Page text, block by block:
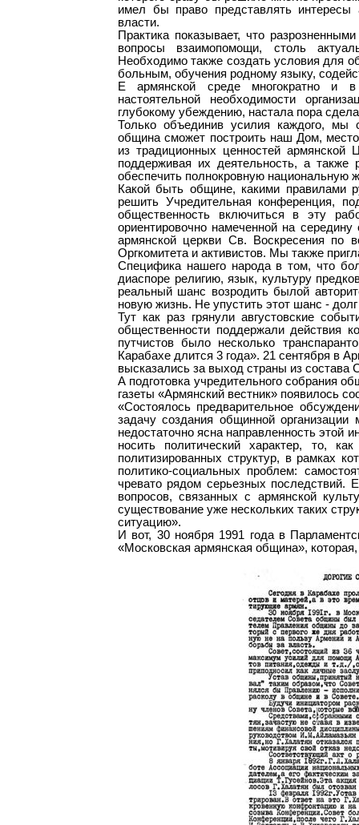
имел бы право представлять интересы
власти.
Практика показывает, что
вопросы взаимопомощи, столь
Необходимо также создать условия для
больным, обучения родному языку,
Е армянской среде многократно и
настоятельной необходимости
глубокому убеждению, настала пора
Только объединив усилия каждого,
община сможет построить наш Дом,
из традиционных ценностей армянской
поддерживая их деятельность, а также
обеспечить полнокровную национальную
Какой быть общине, какими правилами
решить Учредительная конференция,
общественность включиться в эту
ориентировочно намеченной на
армянской церкви Св. Воскресения
Оргкомитета и активистов. Мы также
Специфика нашего народа в том, что
диаспоре религию, язык, культуру
реальный шанс возродить былой
новую жизнь. Не упустить этот шанс -
Тут как раз грянули августовские
общественности поддержали действия
путчистов было несколько
Карабахе длится 3 года». 21 сентября в
высказались за выход страны из состава
А подготовка учредительного собрания
газеты «Армянский вестник» появилось
«Состоялось предварительное
задачу создания общинной
недостаточно ясна направленность этой
носить политический характер, то,
политизированных структур, в рамках
политико-социальных проблем:
чревато рядом серьезных последствий.
вопросов, связанных с армянской
существование уже нескольких таких
ситуацию».
И вот, 30 ноября 1991 года в
«Московская армянская община»,